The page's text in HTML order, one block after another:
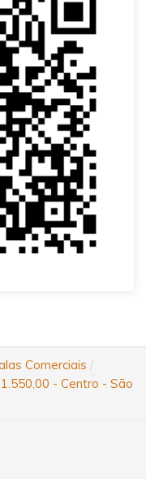
Comerciais
- Centro - São